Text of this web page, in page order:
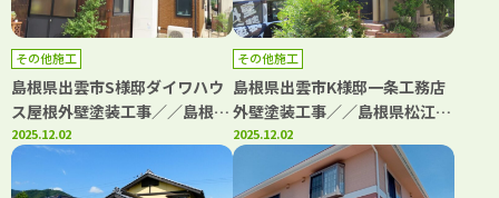
その他施工
島根県出雲市S様邸ダイワハウ
ス屋根外壁塗装工事／／島根県
松江市・出雲市・大田市・雲南
市・鳥取県米子市・境港市の
「きじま塗装」
2025.12.02
その他施工
島根県出雲市K様邸一条工務店
外壁塗装工事／／島根県松江
市・出雲市・大田市・雲南市・
鳥取県米子市・境港市の「きじ
ま塗装」
2025.12.02